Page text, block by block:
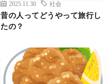
2025.11.30 社会
昔の人ってどうやって旅行し
たの？